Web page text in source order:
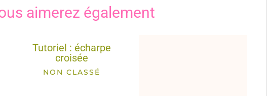
aimerez également
Tutoriel : écharpe
croisée
NON CLASSÉ